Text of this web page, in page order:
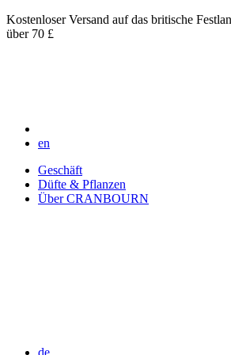
Kostenloser Versand auf das britische
über 70 £
en
Geschäft
Düfte & Pflanzen
Über CRANBOURN
de